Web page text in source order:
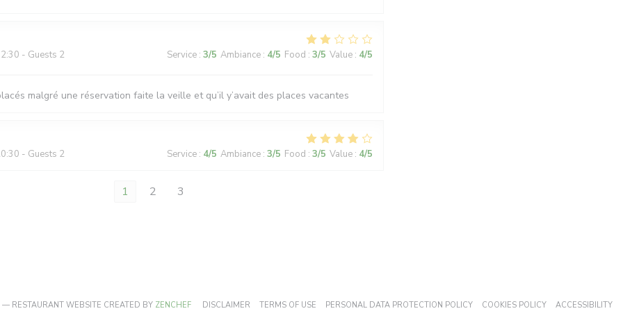
- Guests 2 Service: 3/5 Ambiance: 4/5 Food : 3/5 Value: 4/5
malgré une réservation faite la veille et qu’il y’avait des places vacantes
- Guests 2 Service: 4/5 Ambiance: 3/5 Food : 3/5 Value: 4/5
1 2 3
RESTAURANT WEBSITE CREATED BY ZENCHEF((OPENS IN A NEW WINDOW))
DISCLAIMER ((OPENS IN A NEW WINDOW))
TERMS OF USE ((OPENS IN A NEW WINDOW))
PERSONAL DATA PROTECTION POLICY((OPENS IN A NEW WINDOW))
COOKIES POLICY((OPENS IN A NEW
ACCESSIBILITY